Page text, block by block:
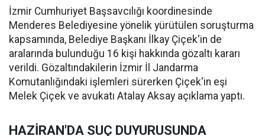
İzmir Cumhuriyet Başsavcılığı koordinesinde
Menderes Belediyesine yönelik yürütülen soruşturma
kapsamında, Belediye Başkanı İlkay Çiçek'in de
aralarında bulunduğu 16 kişi hakkında gözaltı kararı
verildi. Gözaltındakilerin İzmir İl Jandarma
Komutanlığındaki işlemleri sürerken Çiçek'in eşi
Melek Çiçek ve avukatı Atalay Aksay açıklama yaptı.
HAZİRAN'DA SUÇ DUYURUSUNDA